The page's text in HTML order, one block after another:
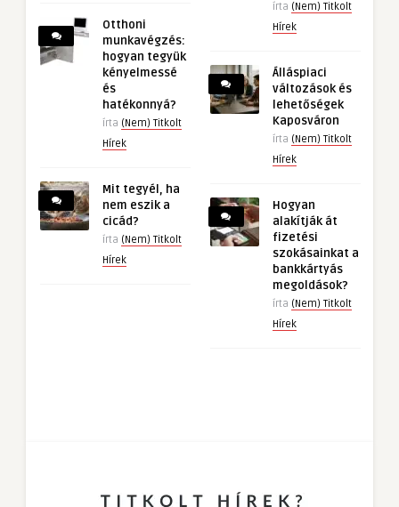
Otthoni
munkavégzés:
hogyan tegyük
kényelmessé
és
hatékonnyá?
írta (Nem) Titkolt
Hírek
Mit tegyél, ha
nem eszik a
cicád?
írta (Nem) Titkolt
Hírek
írta (Nem) Titkolt
Hírek
Álláspiaci
változások és
lehetőségek
Kaposváron
írta (Nem) Titkolt
Hírek
Hogyan
alakítják át
fizetési
szokásainkat a
bankkártyás
megoldások?
írta (Nem) Titkolt
Hírek